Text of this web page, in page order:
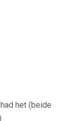
het (beide